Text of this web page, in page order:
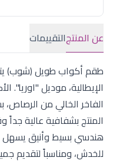
عن المنتجالتقييمات
الإيطالية، موديل
المنتج بشفافية عالية
هندسي بسيط وأنيق يسهل
للخدش، ومناسباً لتقديم